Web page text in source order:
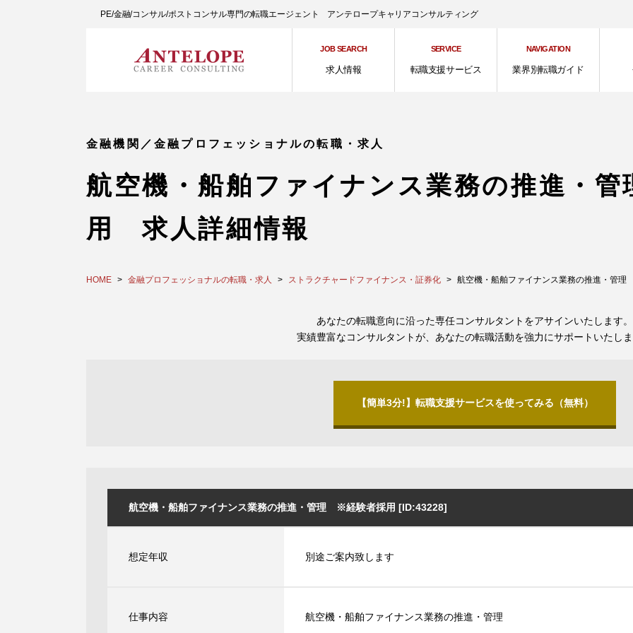
PE/金融/コンサル/ポストコンサル専門の転職エージェント アンテロープキャリアコンサルティング
JOB SEARCH
求人情報
SERVICE
転職支援サービス
NAVIGATION
業界別転職ガイド
金融機関／金融プロフェッショナルの転職・求人
航空機・船舶ファイナンス業務の推進・
用 求人詳細情報
HOME 金融プロフェッショナルの転職・求人 ストラクチャードファイナンス・証券化 航空機・船舶ファイナンス業務の推進・管
あなたの転職意向に沿った専任コンサルタントをアサインいたします。
実績豊富なコンサルタントが、あなたの転職活動を強力にサポートいたし
【簡単3分!】転職支援サービスを使ってみる（無料）
航空機・船舶ファイナンス業務の推進・管理 ※経験者採用 [ID:43228]
想定年収 別途ご案内致します
仕事内容 航空機・船舶ファイナンス業務の推進・管理